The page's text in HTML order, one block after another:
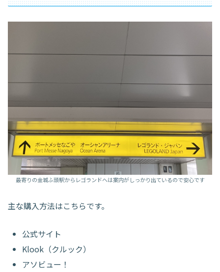
最寄りの金城ふ頭駅からレゴランドへは案内がしっかり出ているので安心です
主な購入方法はこちらです。
公式サイト
Klook（クルック）
アソビュー！